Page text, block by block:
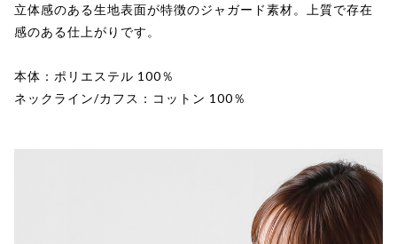
立体感のある生地表面が特徴のジャガード素材。上質で存在
感のある仕上がりです。
本体：ポリエステル 100％
ネックライン/カフス：コットン 100％